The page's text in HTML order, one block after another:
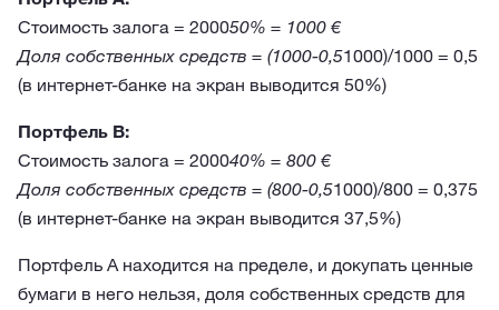
Стоимость залога = 200050% = 1000 €
Доля собственных средств = (1000-0,51000)/1000 = 0,5
(в интернет-банке на экран выводится 50%)
Портфель В:
Стоимость залога = 200040% = 800 €
Доля собственных средств = (800-0,51000)/800 = 0,375
(в интернет-банке на экран выводится 37,5%)
Портфель А находится на пределе, и докупать ценные
бумаги в него нельзя, доля собственных средств для